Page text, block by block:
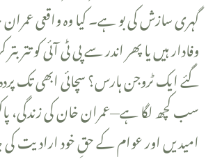
گہری سازش کی بو ہے۔ کیا وہ واقعی
وفادار ہیں یا پھر اندر سے پی ٹی آئی کو تتر
گئے ایک ٹروجن ہارس؟ سچائی ابھی تک
سب کچھ لگا ہے—عمران خان کی زندگی،
امیدیں اور عوام کے حقِ خود ارادیت